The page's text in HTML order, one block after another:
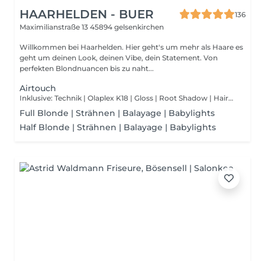
HAARHELDEN - BUER
136
Maximilianstraße 13 45894 gelsenkirchen
Willkommen bei Haarhelden. Hier geht's um mehr als Haare es
geht um deinen Look, deinen Vibe, dein Statement. Von
perfekten Blondnuancen bis zu naht...
Airtouch
Inklusive: Technik | Olaplex K18 | Gloss | Root Shadow | Haircut | Blowout
Full Blonde | Strähnen | Balayage | Babylights
Half Blonde | Strähnen | Balayage | Babylights